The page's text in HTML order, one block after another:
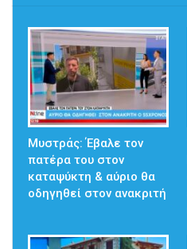
Μυστράς: Έβαλε τον
πατέρα του στον
καταψύκτη & αύριο θα
οδηγηθεί στον ανακριτή